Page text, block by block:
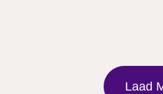
Laad